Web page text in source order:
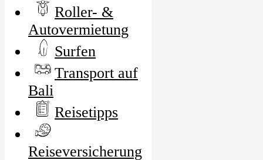
Roller- &
Autovermietung
Surfen
Transport auf
Bali
Reisetipps
Reiseversicherung